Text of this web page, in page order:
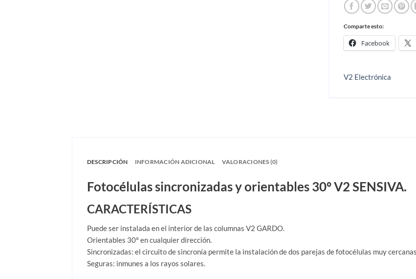
Comparte esto:
Facebook
V2 Electrónica
DESCRIPCIÓN INFORMACIÓN ADICIONAL VALORACIONES (0)
Fotocélulas sincronizadas y orientables 30º V2 SENSIVA.
CARACTERÍSTICAS
Puede ser instalada en el interior de las columnas V2 GARDO.
Orientables 30° en cualquier dirección.
Sincronizadas: el circuito de sincronía permite la instalación de dos parejas de fotocélulas muy
Seguras: inmunes a los rayos solares.